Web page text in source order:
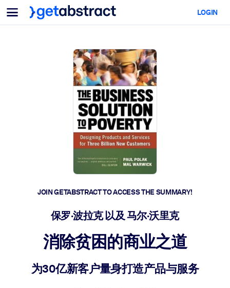
Menu
For Teams & Leaders
Equip your employees with critical AI skills.
Leadership Development
Prepare your leaders for the next era of work.
Collaborative Learning
Make it easy for teams to learn together, solve real problems, and
Build a healthier, more resilient workforce.
For LMS/LXP
For AI Systems
LOGIN
JOIN GETABSTRACT TO ACCESS THE SUMMARY!
保罗·波拉克 以及 马尔·沃里克
消除贫困的商业之道
为30亿新客户量身打造产品与服务